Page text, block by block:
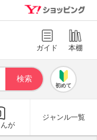
ガイド 本棚
初めて
が
ジャンル一覧